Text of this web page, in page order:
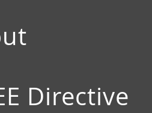
Directive